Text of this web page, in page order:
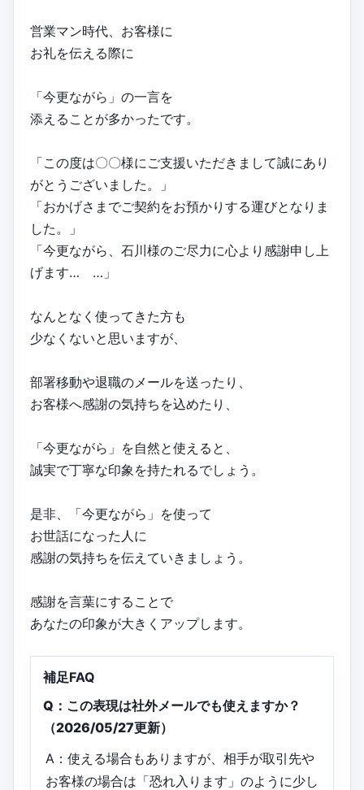
営業マン時代、お客様に
お礼を伝える際に
「今更ながら」の一言を
添えることが多かったです。
「この度は〇〇様にご支援いただきまして誠にあり
がとうございました。」
「おかげさまでご契約をお預かりする運びとなりま
した。」
「今更ながら、石川様のご尽力に心より感謝申し上
げます… …」
なんとなく使ってきた方も
少なくないと思いますが、
部署移動や退職のメールを送ったり、
お客様へ感謝の気持ちを込めたり、
「今更ながら」を自然と使えると、
誠実で丁寧な印象を持たれるでしょう。
是非、「今更ながら」を使って
お世話になった人に
感謝の気持ちを伝えていきましょう。
感謝を言葉にすることで
あなたの印象が大きくアップします。
補足FAQ
Q：この表現は社外メールでも使えますか？
（2026/05/27更新）
A：使える場合もありますが、相手が取引先や
お客様の場合は「恐れ入ります」のように少し